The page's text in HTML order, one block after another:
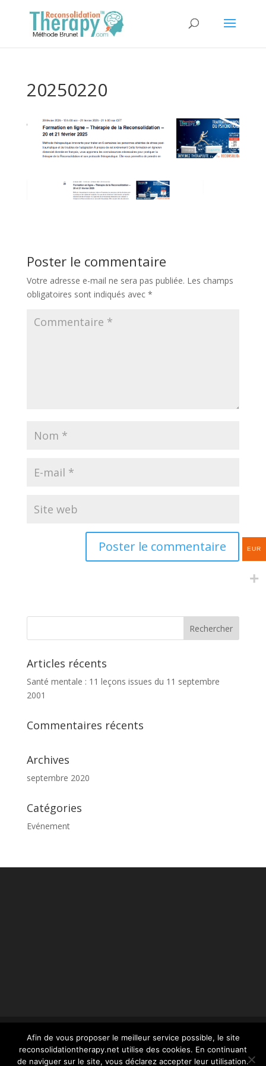
20250220
Poster le commentaire
Votre adresse e-mail ne sera pas publiée. Les champs
obligatoires sont indiqués avec *
Articles récents
Santé mentale : 11 leçons issues du 11 septembre
2001
Commentaires récents
Archives
septembre 2020
Catégories
Evénement
© reconsolidationtherapy.com - 2022 Tous droits
EUR
Afin de vous proposer le meilleur service possible, le site
reconsolidationtherapy.net utilise des cookies. En continuant
de naviguer sur le site, vous déclarez accepter leur utilisation.